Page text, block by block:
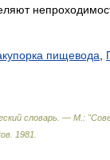
пищевода
словарь. — М.:
1981